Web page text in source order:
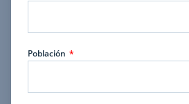
Población